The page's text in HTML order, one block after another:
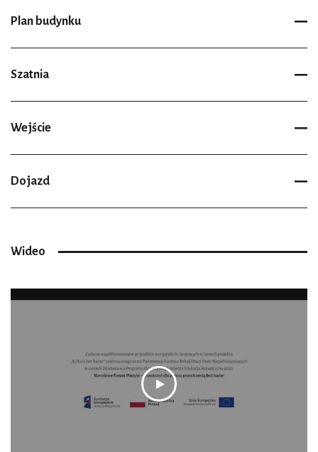
Plan budynku
Szatnia
Wejście
Dojazd
Wideo